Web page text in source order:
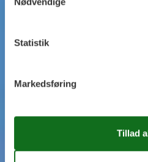
Statistik
Markedsføring